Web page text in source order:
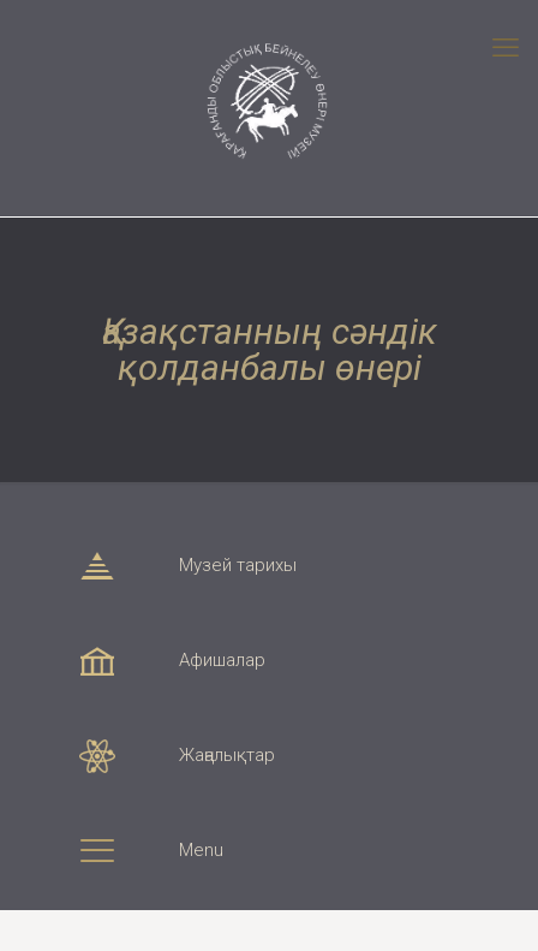
Қазақстанның сәндік
қолданбалы өнері
Музей тарихы
Афишалар
Жаңалықтар
Menu